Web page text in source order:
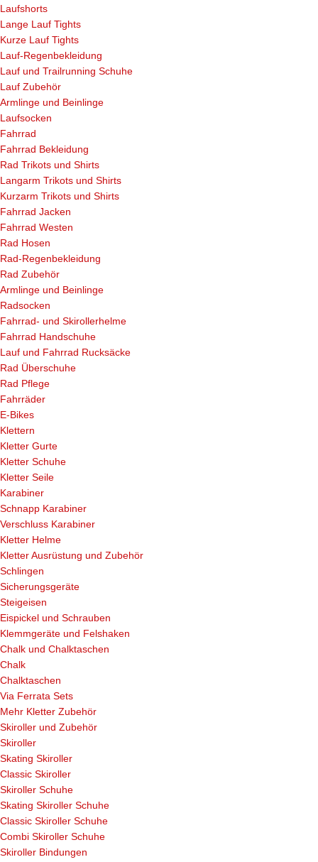
Laufshorts
Lange Lauf Tights
Kurze Lauf Tights
Lauf-Regenbekleidung
Lauf und Trailrunning Schuhe
Lauf Zubehör
Armlinge und Beinlinge
Laufsocken
Fahrrad
Fahrrad Bekleidung
Rad Trikots und Shirts
Langarm Trikots und Shirts
Kurzarm Trikots und Shirts
Fahrrad Jacken
Fahrrad Westen
Rad Hosen
Rad-Regenbekleidung
Rad Zubehör
Armlinge und Beinlinge
Radsocken
Fahrrad- und Skirollerhelme
Fahrrad Handschuhe
Lauf und Fahrrad Rucksäcke
Rad Überschuhe
Rad Pflege
Fahrräder
E-Bikes
Klettern
Kletter Gurte
Kletter Schuhe
Kletter Seile
Karabiner
Schnapp Karabiner
Verschluss Karabiner
Kletter Helme
Kletter Ausrüstung und Zubehör
Schlingen
Sicherungsgeräte
Steigeisen
Eispickel und Schrauben
Klemmgeräte und Felshaken
Chalk und Chalktaschen
Chalk
Chalktaschen
Via Ferrata Sets
Mehr Kletter Zubehör
Skiroller und Zubehör
Skiroller
Skating Skiroller
Classic Skiroller
Skiroller Schuhe
Skating Skiroller Schuhe
Classic Skiroller Schuhe
Combi Skiroller Schuhe
Skiroller Bindungen